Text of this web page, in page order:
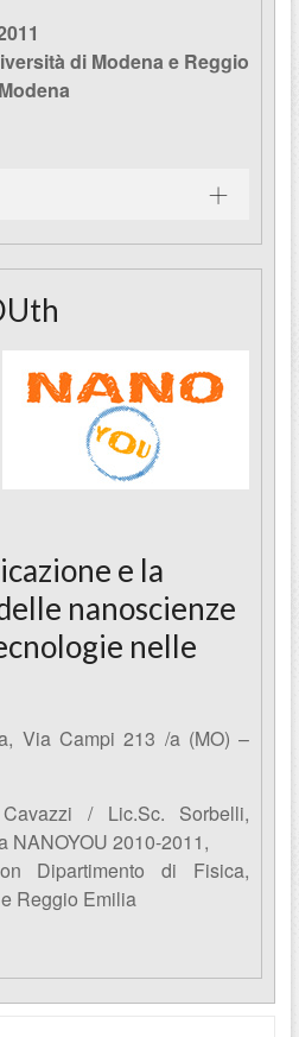
di Modena e Reggio
e la
nanoscienze
nelle
Via Campi 213 /a (MO) –
/ Lic.Sc. Sorbelli,
NANOYOU 2010-2011,
Dipartimento di Fisica,
Reggio Emilia